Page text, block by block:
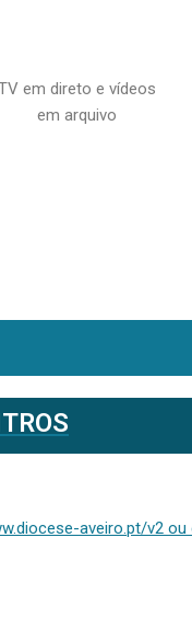
em direto e vídeos
em arquivo
aveiro.pt/v2 ou